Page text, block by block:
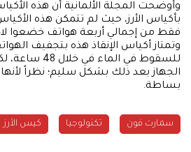
وأوضحت المجلة الألمانية أن هذه
بأكياس الأرز، حيث لم تتمكن هذه
فقط من إجمالي أربعة هواتف خضعوا
وتمتاز أكياس الإنقاذ هذه بتجفيف
للسقوط في
الجهاز بعد ذلك بشكل سليم؛ نظراً
بساطة.
سمارت فون تكنولوجيا كيس الأرز